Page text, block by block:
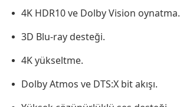
4K HDR10 ve Dolby Vision oynatma.
3D Blu-ray desteği.
4K yükseltme.
Dolby Atmos ve DTS:X bit akışı.